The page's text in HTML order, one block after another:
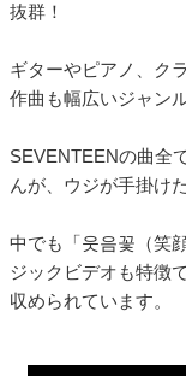
抜群！
ギターやピアノ、ク
作曲も幅広いジャン
SEVENTEENの曲全
んが、ウジが手掛け
中でも「웃음꽃（笑
ジックビデオも特徴
収められています。